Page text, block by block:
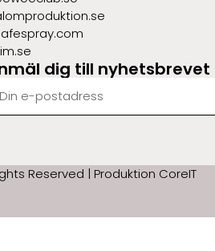
dig till nyhetsbrevet
Reserved | Produktion CoreIT